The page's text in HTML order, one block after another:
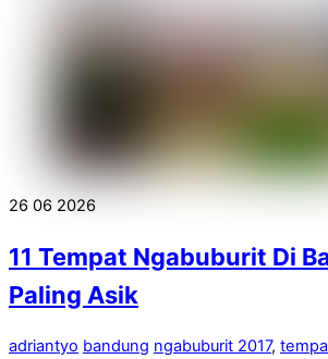
26 06 2026
11 Tempat Ngabuburit Di
Paling Asik
adriantyo bandung ngabuburit 2017,